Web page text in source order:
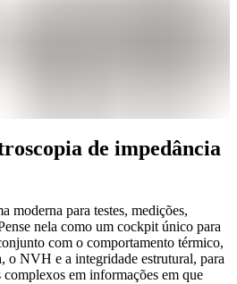
de impedância
moderna para testes, medições,
nela como um cockpit único para
com o comportamento térmico,
o NVH e a integridade estrutural, para
complexos em informações em que